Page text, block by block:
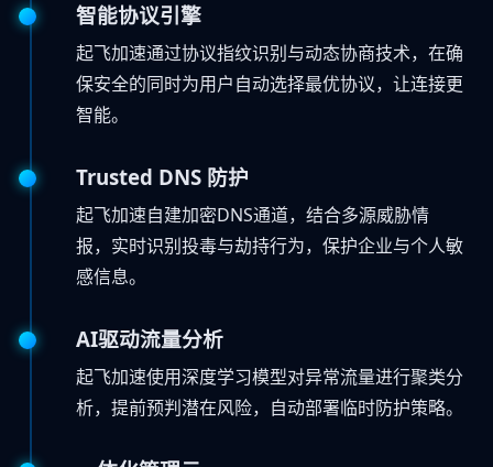
智能协议引擎
起飞加速通过协议指纹识别与动态协商技术，在确
保安全的同时为用户自动选择最优协议，让连接更
智能。
Trusted DNS 防护
起飞加速自建加密DNS通道，结合多源威胁情
报，实时识别投毒与劫持行为，保护企业与个人敏
感信息。
AI驱动流量分析
起飞加速使用深度学习模型对异常流量进行聚类分
析，提前预判潜在风险，自动部署临时防护策略。